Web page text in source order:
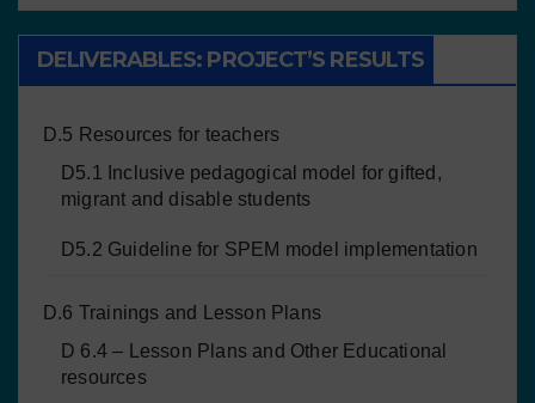
DELIVERABLES: PROJECT’S RESULTS
D.5 Resources for teachers
D5.1 Inclusive pedagogical model for gifted,
migrant and disable students
D5.2 Guideline for SPEM model implementation
D.6 Trainings and Lesson Plans
D 6.4 – Lesson Plans and Other Educational
resources